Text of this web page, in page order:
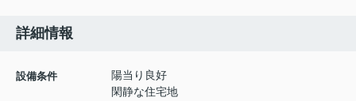
詳細情報
設備条件
陽当り良好
閑静な住宅地